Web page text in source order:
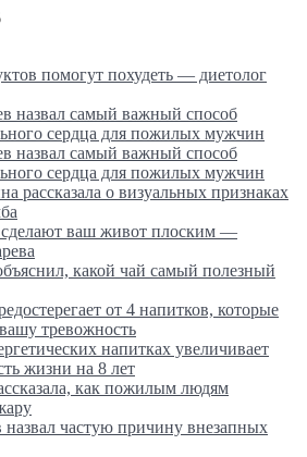
помогут похудеть — диетолог
назвал самый важный способ
сердца для пожилых мужчин
назвал самый важный способ
сердца для пожилых мужчин
рассказала о визуальных признаках
сделают ваш живот плоским —
какой чай самый полезный
от 4 напитков, которые
тревожность
напитках увеличивает
жизни на 8 лет
как пожилым людям
частую причину внезапных